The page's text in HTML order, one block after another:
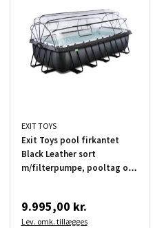
EXIT TOYS
Exit Toys pool firkantet
Black Leather sort
m/filterpumpe, pooltag og
9.995,00 kr.
Lev. omk. tillægges